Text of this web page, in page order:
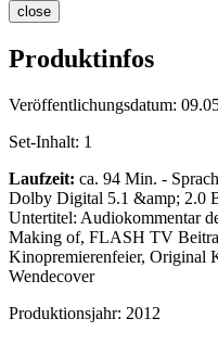
close
Produktinfos
Veröffentlichungsdatum:
Set-Inhalt: 1
Laufzeit: ca. 94 Min. -
Dolby Digital 5.1 &amp; 2.0
Untertitel: Audiokommentar
Making of, FLASH TV
Kinopremierenfeier, Original
Wendecover
Produktionsjahr: 2012